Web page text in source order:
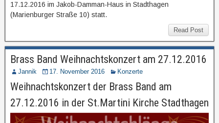
17.12.2016 im Jakob-Damman-Haus in Stadthagen
(Marienburger Straße 10) statt.
Read Post
Brass Band Weihnachtskonzert am 27.12.2016
Jannik 17. November 2016 Konzerte
Weihnachtskonzert der Brass Band am
27.12.2016 in der St.Martini Kirche Stadthagen